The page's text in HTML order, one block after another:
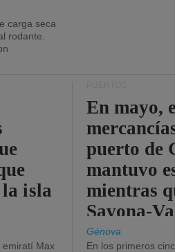
carga seca
rodante.
la isla
emiratí Max
En mayo,
puerto de
mantuvo
mientras
Savona-
Génova
En los primeros